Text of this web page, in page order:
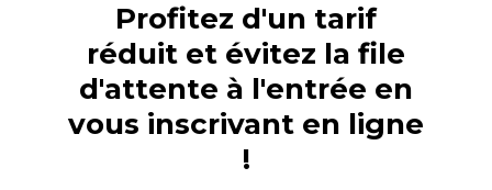
Profitez d'un tarif
réduit et évitez la file
d'attente à l'entrée en
vous inscrivant en ligne
!